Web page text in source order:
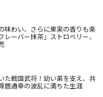
味わい、さらに果実の香りも楽
レーバー抹茶」ストロベリー、
た戦国武将！幼い弟を支え、共
居通幸の波乱に満ちた生涯